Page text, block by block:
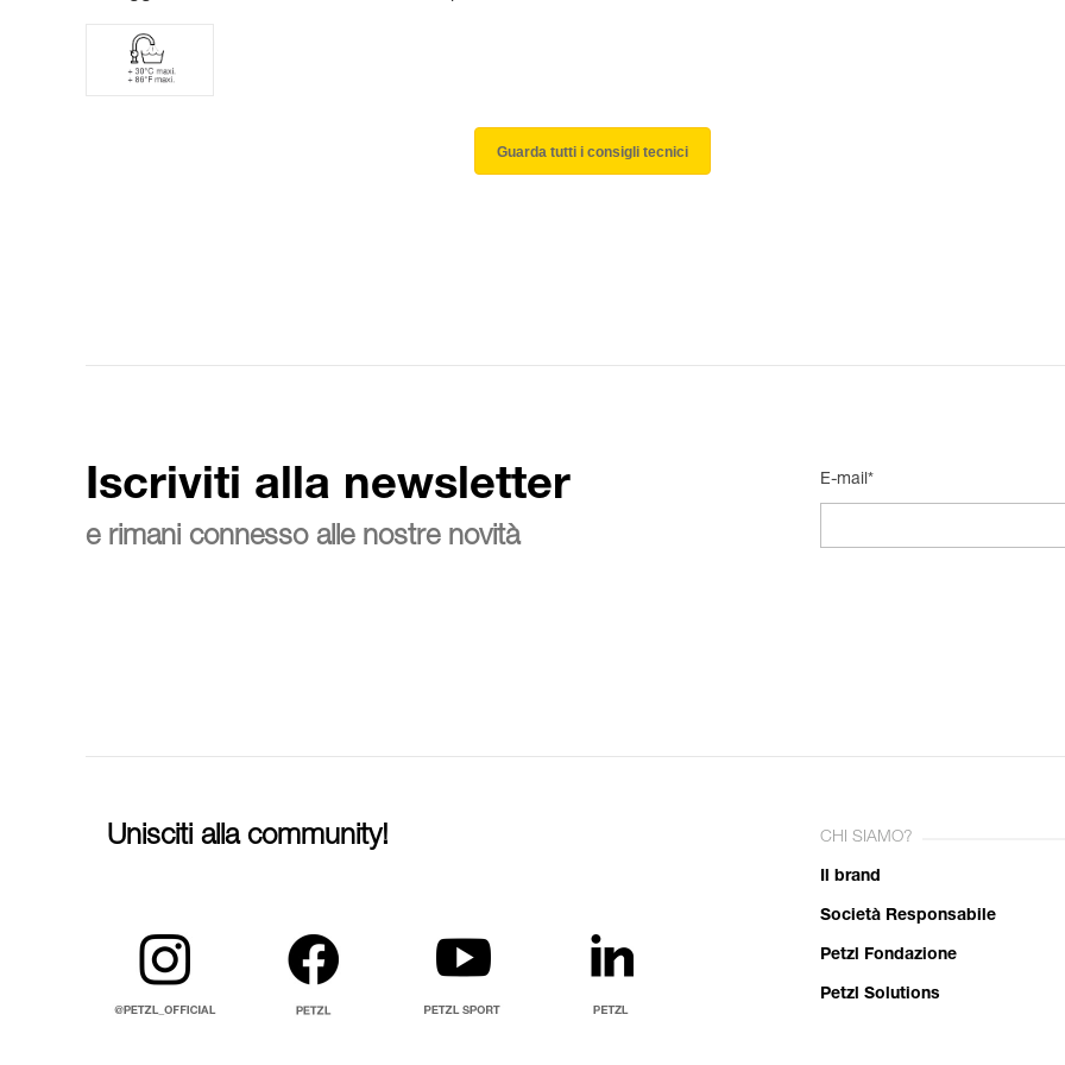
Guarda tutti i consigli tecnici
Iscriviti alla newsletter
e rimani connesso alle nostre novità
E-mail*
Unisciti alla community! CHI SIAMO?
Il brand
Società Responsabile
Petzl Fondazione
Petzl Solutions